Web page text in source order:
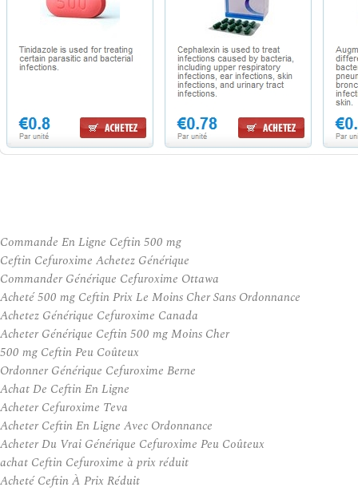
Commande En Ligne Ceftin 500 mg
Ceftin Cefuroxime Achetez Générique
Commander Générique Cefuroxime Ottawa
Acheté 500 mg Ceftin Prix Le Moins Cher Sans Ordonnance
Achetez Générique Cefuroxime Canada
Acheter Générique Ceftin 500 mg Moins Cher
500 mg Ceftin Peu Coûteux
Ordonner Générique Cefuroxime Berne
Achat De Ceftin En Ligne
Acheter Cefuroxime Teva
Acheter Ceftin En Ligne Avec Ordonnance
Acheter Du Vrai Générique Cefuroxime Peu Coûteux
achat Ceftin Cefuroxime à prix réduit
Acheté Ceftin À Prix Réduit